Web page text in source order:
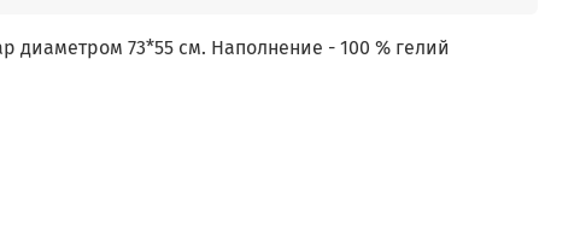
диаметром 73*55 см. Наполнение - 100 % гелий